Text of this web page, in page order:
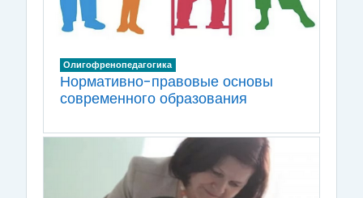
Олигофренопедагогика
Нормативно-правовые основы
современного образования